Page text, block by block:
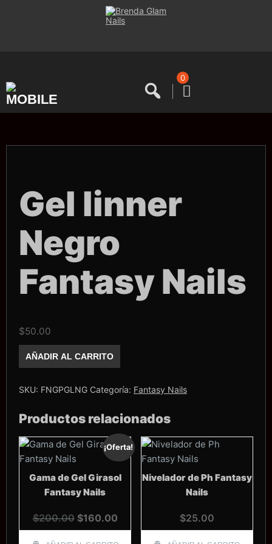
0
Gel linner
Negro
Fantasy Nails
$50.00
linner
Negro
Nails
AÑADIR AL CARRITO
SKU: FNGPGLNG Categoría: Fantasy Nails
Productos relacionados
¡Oferta!
Gama de Gel Girasol
Fantasy Nails
$200.00 El
precio
$160.00El
precio
Nivelador de Ph Fantasy
Nails
$25.00